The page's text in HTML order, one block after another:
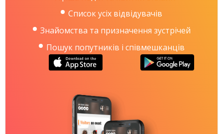
Список усіх відвідувачів
Знайомства та призначення зустрічей
Пошук попутників і співмешканців